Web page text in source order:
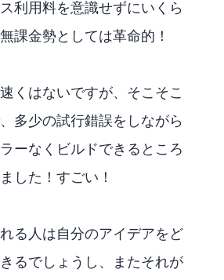
ス利用料を意識せずにいくら
課金勢としては革命的！
そんなに速くはないですが、そこそこ
多少の試行錯誤をしながら
ーなくビルドできるところ
した！すごい！
る人は自分のアイデアをど
るでしょうし、またそれが